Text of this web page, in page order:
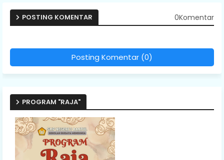
POSTING KOMENTAR 0Komentar
Posting Komentar (0)
PROGRAM "RAJA"